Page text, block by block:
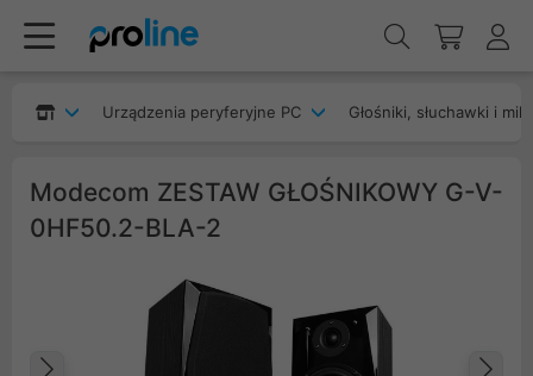
Urządzenia peryferyjne PC Głośniki, słuchawki i
Modecom ZESTAW GŁOŚNIKOWY G-V-
0HF50.2-BLA-2